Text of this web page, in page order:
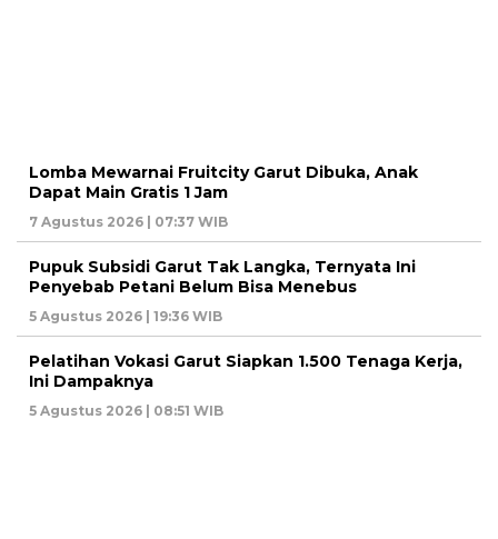
Lomba Mewarnai Fruitcity Garut Dibuka, Anak
Dapat Main Gratis 1 Jam
7 Agustus 2026 | 07:37 WIB
Pupuk Subsidi Garut Tak Langka, Ternyata Ini
Penyebab Petani Belum Bisa Menebus
5 Agustus 2026 | 19:36 WIB
Pelatihan Vokasi Garut Siapkan 1.500 Tenaga Kerja,
Ini Dampaknya
5 Agustus 2026 | 08:51 WIB